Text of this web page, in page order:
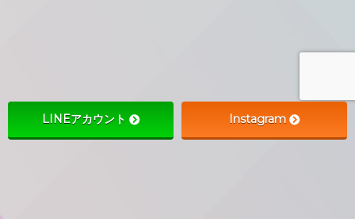
LINEアカウント Instagram